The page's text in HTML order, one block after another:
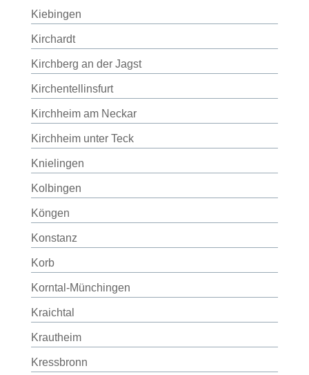
Kiebingen
Kirchardt
Kirchberg an der Jagst
Kirchentellinsfurt
Kirchheim am Neckar
Kirchheim unter Teck
Knielingen
Kolbingen
Köngen
Konstanz
Korb
Korntal-Münchingen
Kraichtal
Krautheim
Kressbronn